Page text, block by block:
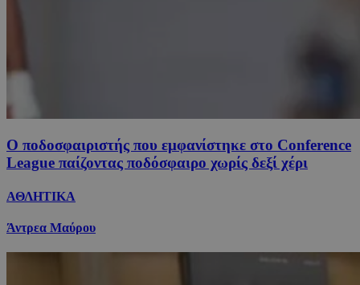
Ο ποδοσφαιριστής που εμφανίστηκε στο Conference
League παίζοντας ποδόσφαιρο χωρίς δεξί χέρι
ΑΘΛΗΤΙΚΑ
Άντρεα Μαύρου